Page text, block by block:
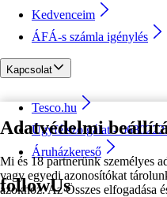
Adatvédelmi
Mi és 18 partnerünk személyes
vagy egyedi azonosítókat
azokhoz. Az Összes elfogadása
Kedvenceim
ÁFÁ-s számla igénylés
Kapcsolat
Tesco.hu
Ügyfélszolgálat -
Áruházkereső
followUs